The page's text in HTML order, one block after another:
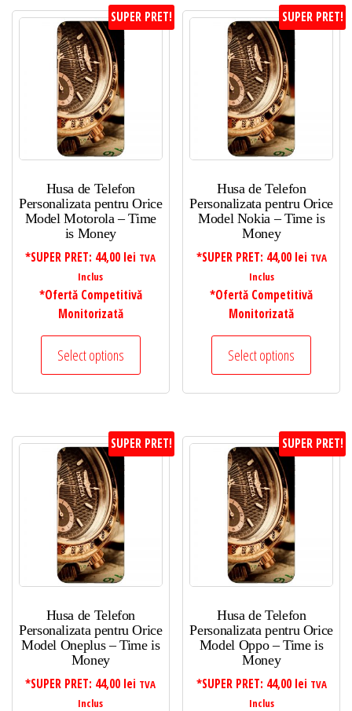
SUPER PRET!
Husa de Telefon
Personalizata pentru Orice
Model Motorola – Time
is Money
*SUPER PRET: 44,00 lei TVA
Inclus
*Ofertă Competitivă
Monitorizată
Select options
SUPER PRET!
Husa de Telefon
Personalizata pentru Orice
Model Nokia – Time is
Money
*SUPER PRET: 44,00 lei TVA
Inclus
*Ofertă Competitivă
Monitorizată
Select options
SUPER PRET!
Husa de Telefon
Personalizata pentru Orice
Model Oneplus – Time is
Money
*SUPER PRET: 44,00 lei TVA
Inclus
SUPER PRET!
Husa de Telefon
Personalizata pentru Orice
Model Oppo – Time is
Money
*SUPER PRET: 44,00 lei TVA
Inclus